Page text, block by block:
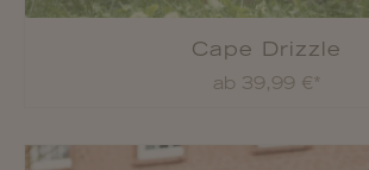
Cape Drizzle
ab 39,99 €*